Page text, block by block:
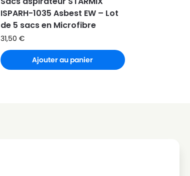
ISPARH-1035 Asbest EW – Lot
de 5 sacs en Microfibre
31,50€
Ajouter au panier